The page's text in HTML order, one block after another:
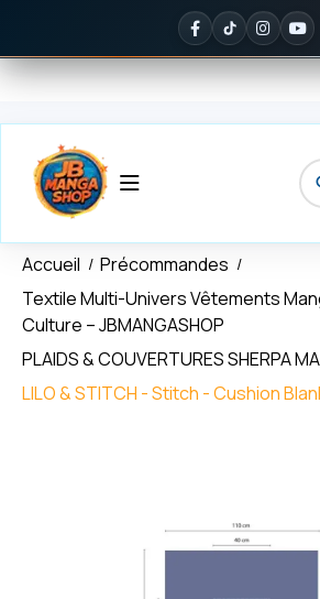
dès 150 € d'achat ✦ Noté
Accueil
Précommandes
Textile Multi-Univers Vêtements
Culture – JBMANGASHOP
PLAIDS & COUVERTURES SHERPA
LILO & STITCH - Stitch - Cushion
Panneau de gestion des cookies